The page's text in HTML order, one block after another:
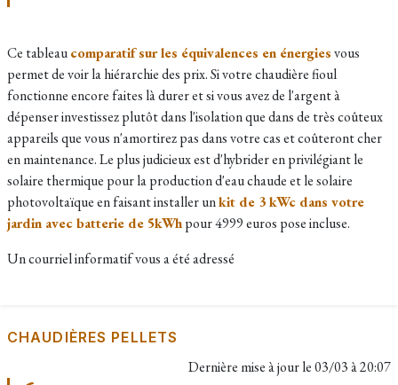
Ce tableaucomparatif sur les équivalences en énergiesvous
permet de voir la hiérarchie des prix. Si votre chaudière fioul
fonctionne encore faites là durer et si vous avez de l'argent à
dépenser investissez plutôt dans l'isolation que dans de très coûteux
appareils que vous n'amortirez pas dans votre cas et coûteront cher
en maintenance. Le plus judicieux est d'hybrider en privilégiant le
solaire thermique pour la production d'eau chaude et le solaire
photovoltaïque en faisant installer unkit de 3 kWc dans votre
jardin avec batterie de 5kWhpour 4999 euros pose incluse.
Un courriel informatif vous a été adressé
CHAUDIÈRES PELLETS
Dernière mise à jour le03/03 à 20:07